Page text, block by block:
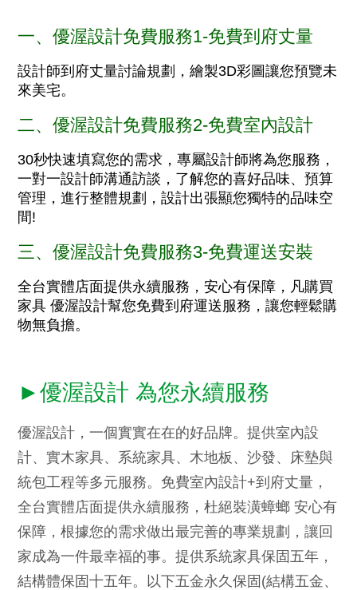
一、優渥設計免費服務1-免費到府丈量
設計師到府丈量討論規劃，繪製3D彩圖讓您預覽未
來美宅。
二、優渥設計免費服務2-免費室內設計
30秒快速填寫您的需求，專屬設計師將為您服務，
一對一設計師溝通訪談，了解您的喜好品味、預算
管理，進行整體規劃，設計出張顯您獨特的品味空
間!
三、優渥設計免費服務3-免費運送安裝
全台實體店面提供永續服務，安心有保障，凡購買
家具 優渥設計幫您免費到府運送服務，讓您輕鬆購
物無負擔。
►優渥設計 為您永續服務
優渥設計，一個實實在在的好品牌。提供室內設
計、實木家具、系統家具、木地板、沙發、床墊與
統包工程等多元服務。免費室內設計+到府丈量，
全台實體店面提供永續服務，杜絕裝潢蟑螂 安心有
保障，根據您的需求做出最完善的專業規劃，讓回
家成為一件最幸福的事。提供系統家具保固五年，
結構體保固十五年。以下五金永久保固(結構五金、